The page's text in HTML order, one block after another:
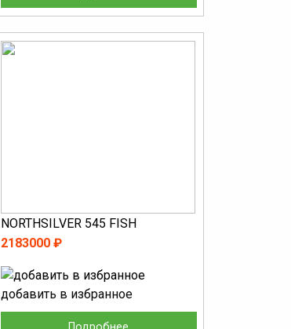
NORTHSILVER 545 FISH
2183000 ₽
добавить в избранное